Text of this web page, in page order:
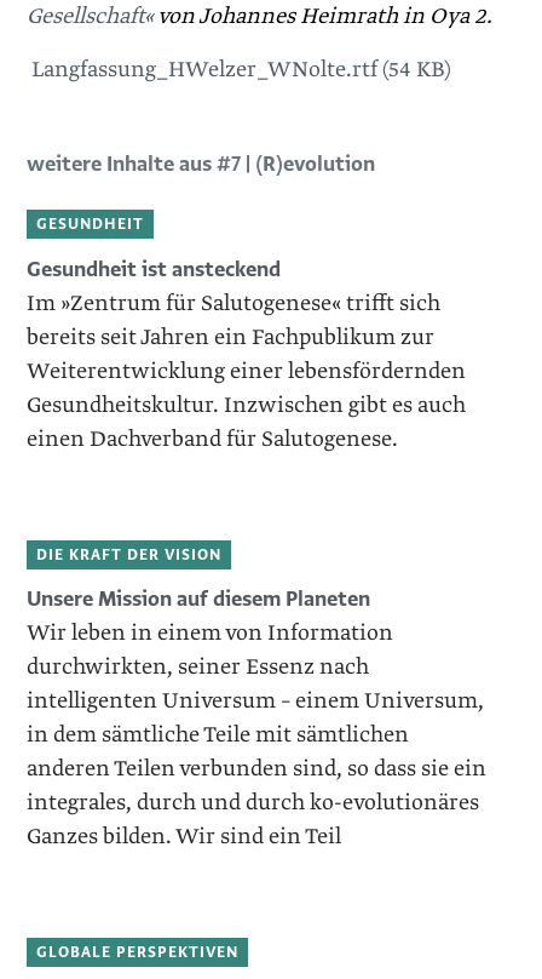
Gesellschaft«von Johannes Heimrath in Oya 2.
Langfassung_HWelzer_WNolte.rtf (54 KB)
weitere Inhalte aus #7 | (R)evolution
GESUNDHEIT
Gesundheit ist ansteckend
Im »Zentrum für Salutogenese« trifft sich
bereits seit Jahren ein Fachpublikum zur
Weiterentwicklung einer lebensfördernden
Gesundheitskultur. Inzwischen gibt es auch
einen Dachverband für Salutogenese.
DIE KRAFT DER VISION
Unsere Mission auf diesem Planeten
Wir leben in einem von Information
durchwirkten, seiner Essenz nach
intelligenten Universum – einem Universum,
in dem sämtliche Teile mit sämtlichen
anderen Teilen verbunden sind, so dass sie ein
integrales, durch und durch ko‑evolutionäres
Ganzes bilden. Wir sind ein Teil
GLOBALE PERSPEKTIVEN